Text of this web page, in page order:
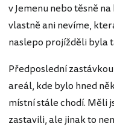
v Jemenu nebo těsně
vlastně ani nevíme,
naslepo projížděli byla
Předposlední
areál, kde bylo hned
místní stále chodí. Měli
zastavili, ale jinak to